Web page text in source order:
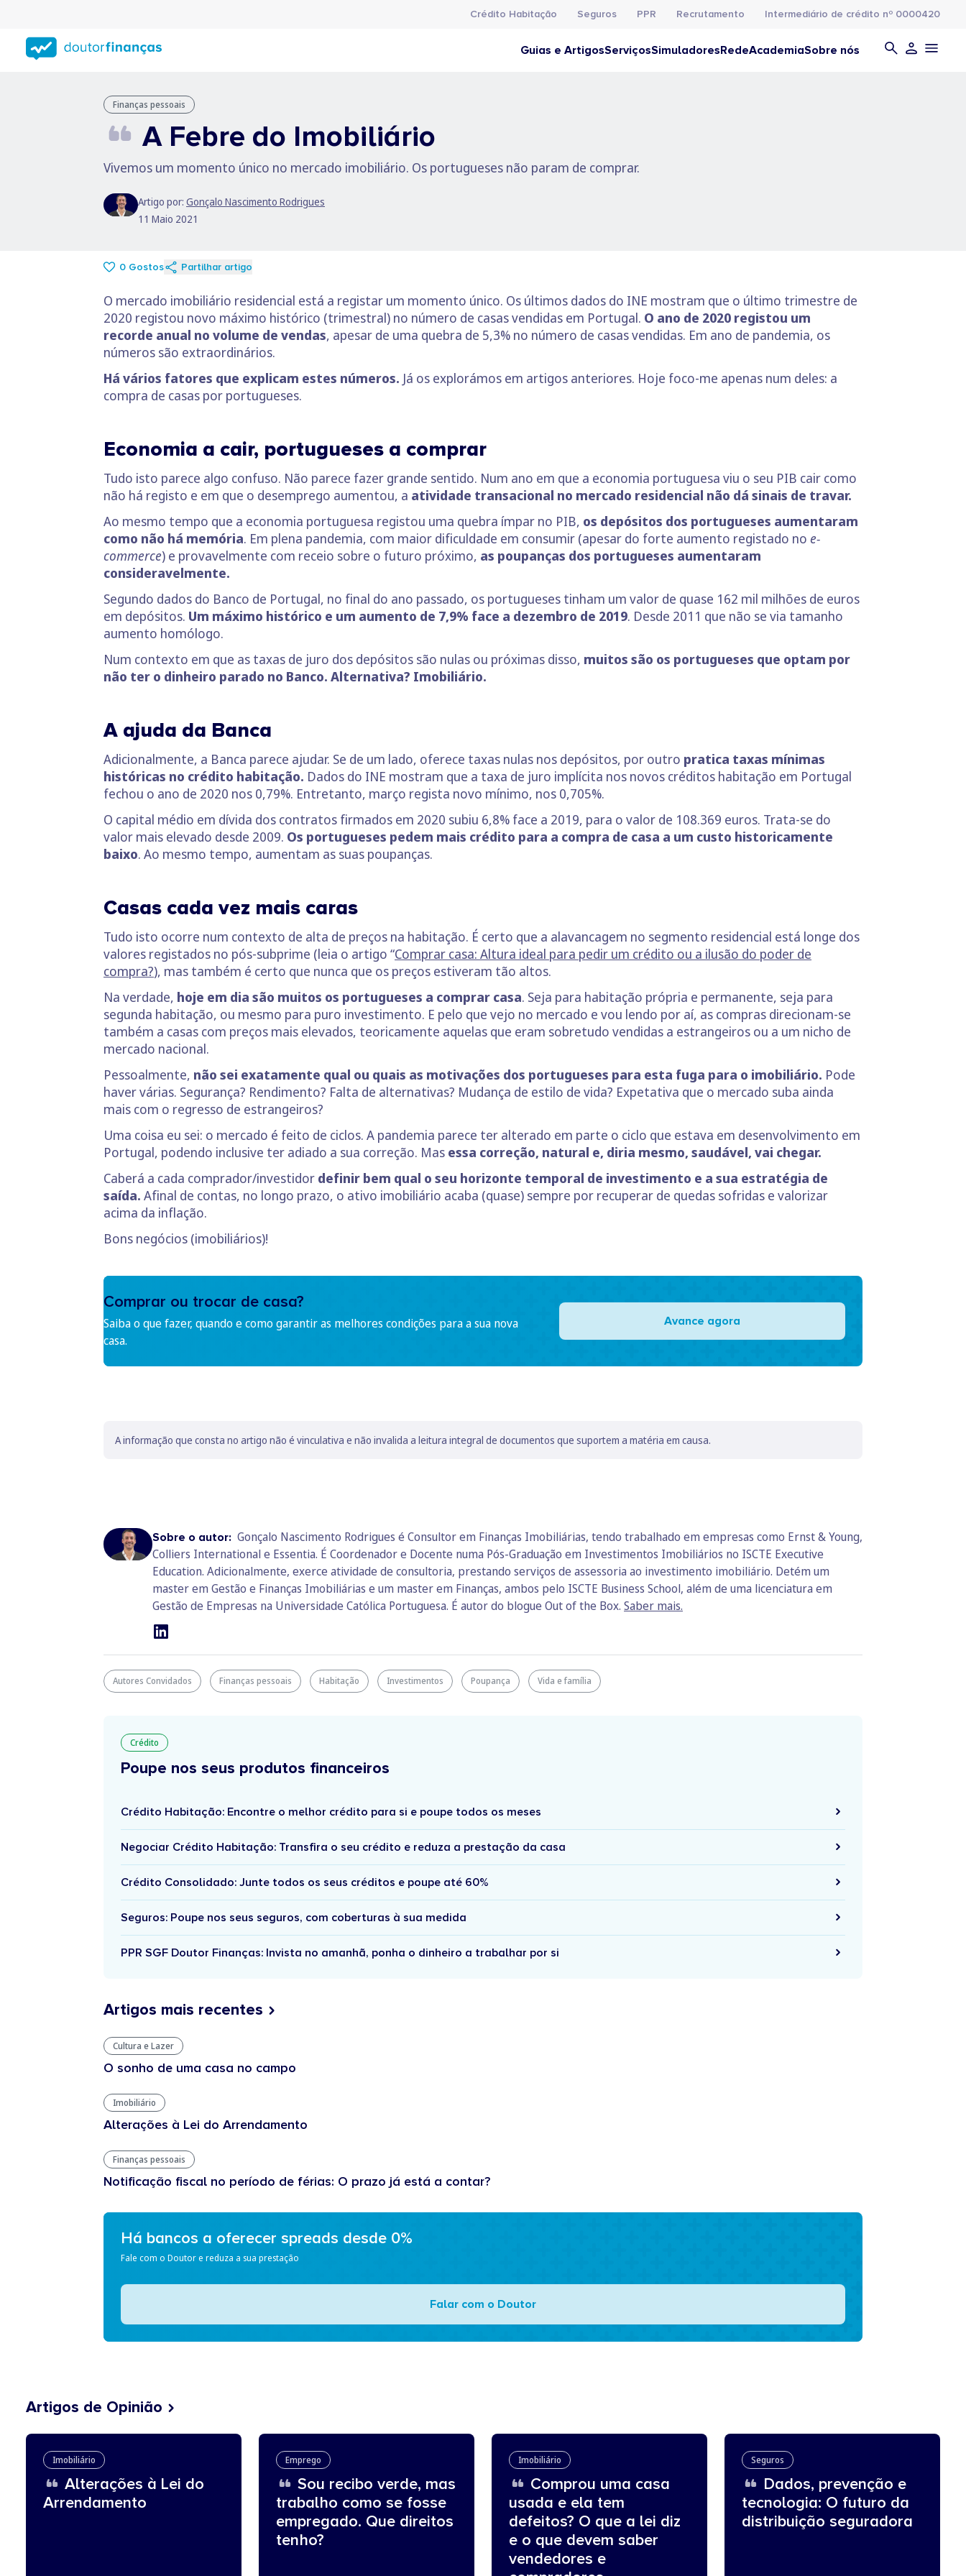
conteúdo
principal
Crédito Habitação Seguros PPR Recrutamento Intermediário de crédito nº 0000420
Guias e ArtigosServiçosSimuladoresRedeAcademiaSobre nós
Finanças pessoais
A Febre do Imobiliário
Vivemos um momento único no mercado imobiliário. Os portugueses não param de comprar.
Artigo por: Gonçalo Nascimento Rodrigues
11 Maio 2021
0 Gostos Partilhar artigo
O mercado imobiliário residencial está a registar um momento único. Os últimos dados do INE mostram que o último trimestre de
2020 registou novo máximo histórico (trimestral) no número de casas vendidas em Portugal. O ano de 2020 registou um
recorde anual no volume de vendas, apesar de uma quebra de 5,3% no número de casas vendidas. Em ano de pandemia, os
números são extraordinários.
Há vários fatores que explicam estes números. Já os explorámos em artigos anteriores. Hoje foco-me apenas num deles: a
compra de casas por portugueses.
Economia a cair, portugueses a comprar
Tudo isto parece algo confuso. Não parece fazer grande sentido. Num ano em que a economia portuguesa viu o seu PIB cair como
não há registo e em que o desemprego aumentou, a atividade transacional no mercado residencial não dá sinais de travar.
Ao mesmo tempo que a economia portuguesa registou uma quebra ímpar no PIB, os depósitos dos portugueses aumentaram
como não há memória. Em plena pandemia, com maior dificuldade em consumir (apesar do forte aumento registado no e-
commerce) e provavelmente com receio sobre o futuro próximo, as poupanças dos portugueses aumentaram
consideravelmente.
Segundo dados do Banco de Portugal, no final do ano passado, os portugueses tinham um valor de quase 162 mil milhões de euros
em depósitos. Um máximo histórico e um aumento de 7,9% face a dezembro de 2019. Desde 2011 que não se via tamanho
aumento homólogo.
Num contexto em que as taxas de juro dos depósitos são nulas ou próximas disso, muitos são os portugueses que optam por
não ter o dinheiro parado no Banco. Alternativa? Imobiliário.
A ajuda da Banca
Adicionalmente, a Banca parece ajudar. Se de um lado, oferece taxas nulas nos depósitos, por outro pratica taxas mínimas
históricas no crédito habitação. Dados do INE mostram que a taxa de juro implícita nos novos créditos habitação em Portugal
fechou o ano de 2020 nos 0,79%. Entretanto, março regista novo mínimo, nos 0,705%.
O capital médio em dívida dos contratos firmados em 2020 subiu 6,8% face a 2019, para o valor de 108.369 euros. Trata-se do
valor mais elevado desde 2009. Os portugueses pedem mais crédito para a compra de casa a um custo historicamente
baixo. Ao mesmo tempo, aumentam as suas poupanças.
Casas cada vez mais caras
Tudo isto ocorre num contexto de alta de preços na habitação. É certo que a alavancagem no segmento residencial está longe dos
valores registados no pós-subprime (leia o artigo “Comprar casa: Altura ideal para pedir um crédito ou a ilusão do poder de
compra?), mas também é certo que nunca que os preços estiveram tão altos.
Na verdade, hoje em dia são muitos os portugueses a comprar casa. Seja para habitação própria e permanente, seja para
segunda habitação, ou mesmo para puro investimento. E pelo que vejo no mercado e vou lendo por aí, as compras direcionam-se
também a casas com preços mais elevados, teoricamente aquelas que eram sobretudo vendidas a estrangeiros ou a um nicho de
mercado nacional.
Pessoalmente, não sei exatamente qual ou quais as motivações dos portugueses para esta fuga para o imobiliário. Pode
haver várias. Segurança? Rendimento? Falta de alternativas? Mudança de estilo de vida? Expetativa que o mercado suba ainda
mais com o regresso de estrangeiros?
Uma coisa eu sei: o mercado é feito de ciclos. A pandemia parece ter alterado em parte o ciclo que estava em desenvolvimento em
Portugal, podendo inclusive ter adiado a sua correção. Mas essa correção, natural e, diria mesmo, saudável, vai chegar.
Caberá a cada comprador/investidor definir bem qual o seu horizonte temporal de investimento e a sua estratégia de
saída. Afinal de contas, no longo prazo, o ativo imobiliário acaba (quase) sempre por recuperar de quedas sofridas e valorizar
acima da inflação.
Bons negócios (imobiliários)!
Comprar ou trocar de casa?
Saiba o que fazer, quando e como garantir as melhores condições para a sua nova
casa.
Avance agora
A informação que consta no artigo não é vinculativa e não invalida a leitura integral de documentos que suportem a matéria em causa.
Sobre o autor: Gonçalo Nascimento Rodrigues é Consultor em Finanças Imobiliárias, tendo trabalhado em empresas como Ernst & Young,
Colliers International e Essentia. É Coordenador e Docente numa Pós-Graduação em Investimentos Imobiliários no ISCTE Executive
Education. Adicionalmente, exerce atividade de consultoria, prestando serviços de assessoria ao investimento imobiliário. Detém um
master em Gestão e Finanças Imobiliárias e um master em Finanças, ambos pelo ISCTE Business School, além de uma licenciatura em
Gestão de Empresas na Universidade Católica Portuguesa. É autor do blogue Out of the Box. Saber mais.
Autores Convidados Finanças pessoais Habitação Investimentos Poupança Vida e família
Crédito
Poupe nos seus produtos financeiros
Crédito Habitação: Encontre o melhor crédito para si e poupe todos os meses
Negociar Crédito Habitação: Transfira o seu crédito e reduza a prestação da casa
Crédito Consolidado: Junte todos os seus créditos e poupe até 60%
Seguros: Poupe nos seus seguros, com coberturas à sua medida
PPR SGF Doutor Finanças: Invista no amanhã, ponha o dinheiro a trabalhar por si
Artigos mais recentes
Cultura e Lazer
O sonho de uma casa no campo
Imobiliário
Alterações à Lei do Arrendamento
Finanças pessoais
Notificação fiscal no período de férias: O prazo já está a contar?
Há bancos a oferecer spreads desde 0%
Fale com o Doutor e reduza a sua prestação
Falar com o Doutor
Artigos de Opinião
Imobiliário
Alterações à Lei do
Arrendamento
Emprego
Sou recibo verde, mas
trabalho como se fosse
empregado. Que direitos
tenho?
Imobiliário
Comprou uma casa
usada e ela tem
defeitos? O que a lei diz
e o que devem saber
vendedores e
Seguros
Dados, prevenção e
tecnologia: O futuro da
distribuição seguradora